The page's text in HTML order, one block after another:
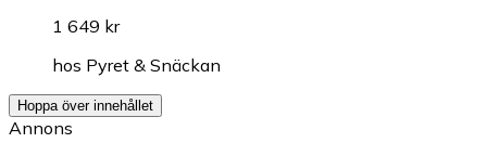
1 649 kr
hos Pyret & Snäckan
Hoppa över innehållet
Annons